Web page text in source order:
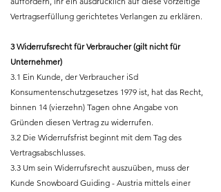
Vertragserfüllung gerichtetes Verlangen zu erklären.
3 Widerrufsrecht für Verbraucher (gilt nicht für
Unternehmer)
3.1 Ein Kunde, der Verbraucher iSd
Konsumentenschutzgesetzes 1979 ist, hat das Recht,
binnen 14 (vierzehn) Tagen ohne Angabe von
Gründen diesen Vertrag zu widerrufen.
3.2 Die Widerrufsfrist beginnt mit dem Tag des
Vertragsabschlusses.
3.3 Um sein Widerrufsrecht auszuüben, muss der
Kunde Snowboard Guiding - Austria mittels einer